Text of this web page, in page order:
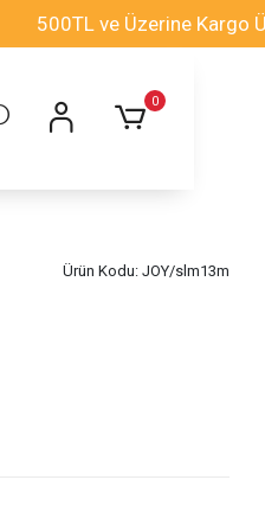
500TL ve Üzerine Kargo
0
Ürün Kodu: JOY/slm13m